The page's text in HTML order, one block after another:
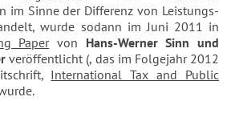
im Sinne der Differenz von Leistungs-
wurde sodann im Juni 2011 in
Papervon Hans-Werner Sinn und
veröffentlicht (, das im Folgejahr 2012
International Tax and Public